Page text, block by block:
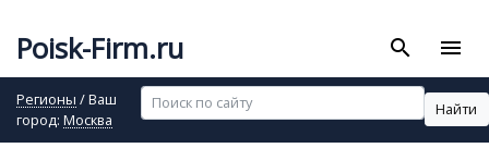
Poisk-Firm.ru search menu
Регионы / Ваш
город: Москва
Найти